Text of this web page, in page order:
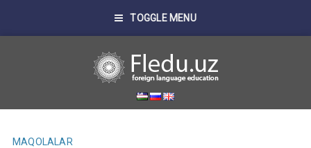
TOGGLE MENU
MAQOLALAR